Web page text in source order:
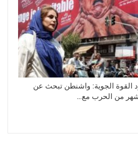
القوة الجوية: واشنطن تبحث عن